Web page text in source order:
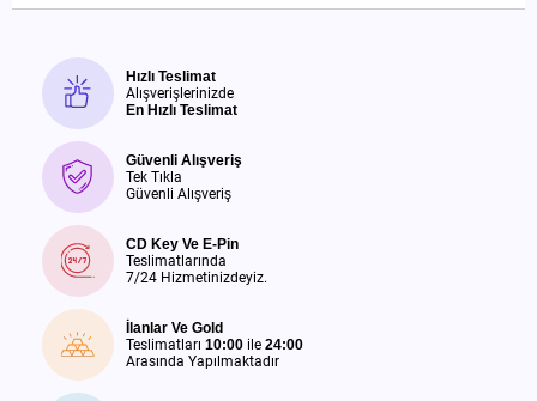
Hızlı Teslimat
Alışverişlerinizde
En Hızlı Teslimat
Güvenli Alışveriş
Tek Tıkla
Güvenli Alışveriş
CD Key Ve E-Pin
Teslimatlarında
7/24 Hizmetinizdeyiz.
İlanlar Ve Gold
Teslimatları 10:00 ile 24:00
Arasında Yapılmaktadır